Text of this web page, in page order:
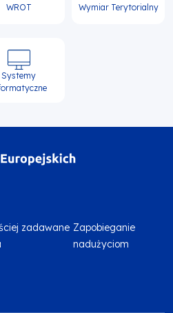
WROT Wymiar Terytorialny
Systemy
zadawane Zapobieganie
nadużyciom